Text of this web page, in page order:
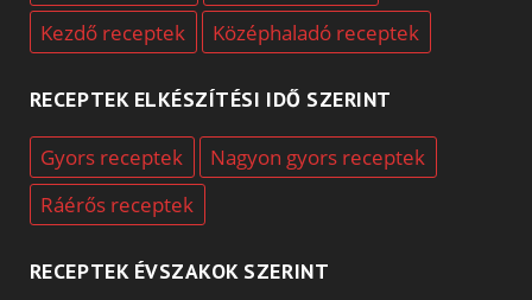
Kezdő receptek
Középhaladó receptek
RECEPTEK ELKÉSZÍTÉSI IDŐ SZERINT
Gyors receptek
Nagyon gyors receptek
Ráérős receptek
RECEPTEK ÉVSZAKOK SZERINT